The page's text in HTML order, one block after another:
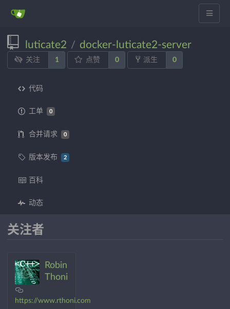
luticate2 / docker-luticate2-server
关注 1 点赞 0 派生 0
代码
工单 0
合并请求 0
版本发布 2
百科
动态
关注者
Robin
Thoni
https://www.rthoni.com